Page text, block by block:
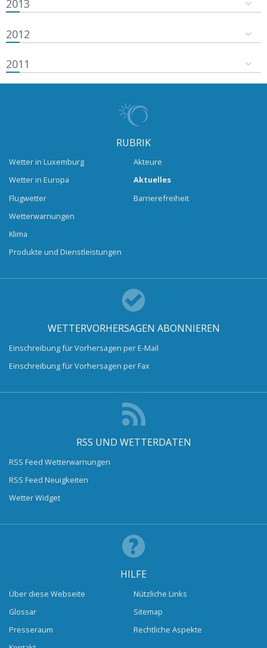
2013
2012
2011
RUBRIK
Wetter in Luxemburg
Wetter in Europa
Flugwetter
Wetterwarnungen
Klima
Produkte und Dienstleistungen
Akteure
Aktuelles
Barrierefreiheit
WETTERVORHERSAGEN ABONNIEREN
Einschreibung für Vorhersagen per E-Mail
Einschreibung für Vorhersagen per Fax
RSS UND WETTERDATEN
RSS Feed Wetterwarnungen
RSS Feed Neuigkeiten
Wetter Widget
HILFE
Über diese Webseite
Glossar
Presseraum
Nützliche Links
Sitemap
Rechtliche Aspekte